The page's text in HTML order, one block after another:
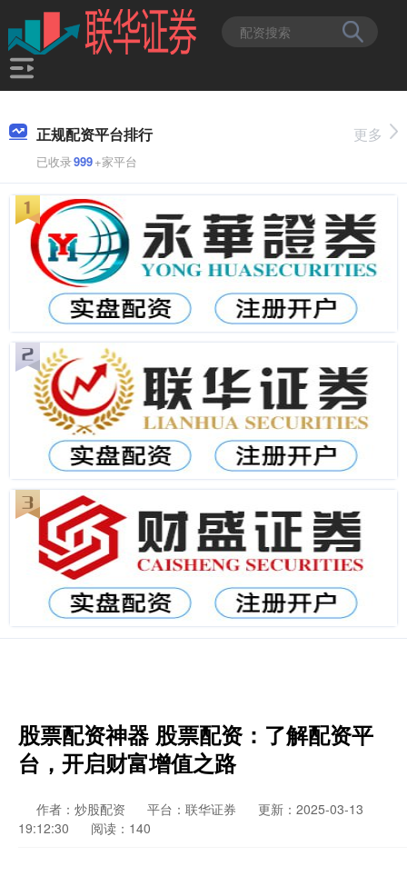
正规配资平台排行
已收录999+家平台
更多
股票配资神器 股票配资：了解配资平
台，开启财富增值之路
作者：炒股配资 平台：联华证券
更新：2025-03-13
19:12:30
阅读：140